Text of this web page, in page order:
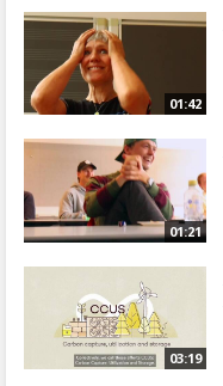
01:42
01:21
03:19